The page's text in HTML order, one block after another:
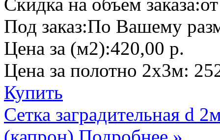
Под заказ:По Вашему
Цена за (м2):420,00 р.
Цена за полотно 2х3м:
Купить
Сетка заградительная d